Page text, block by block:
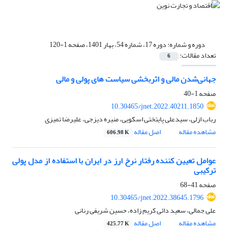
دوره و شماره:دوره 17، شماره 54، بهار 1401، صفحه 1-120
تعداد مقالات: 6
جهانی‌شدن مالی و اثربخشی سیاست های پولی و مالی
صفحه1-40
10.30465/jnet.2022.40211.1850
رباب ازلی، سیدعلی پایتختی اسکویی، منیره دیزجی، علیرضا تمیزی
مشاهده مقاله
اصل مقاله 606.98 K
عوامل تعیین کننده رفتار نرخ ارز در ایران با استفاده از مدل پولی
ترکیبی
صفحه41-68
10.30465/jnet.2022.38645.1796
علی جمالی، سعید دائی کریم زاده، حسین شریفی رنانی
مشاهده مقاله
اصل مقاله 425.77 K